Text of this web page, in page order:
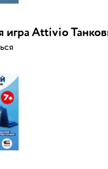
игра Attivio